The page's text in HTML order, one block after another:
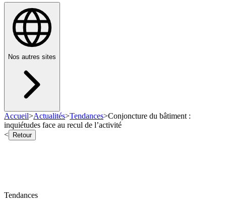
Nos autres sites
Accueil>Actualités>Tendances>Conjoncture du bâtiment :
inquiétudes face au recul de l’activité
<
Retour
Tendances